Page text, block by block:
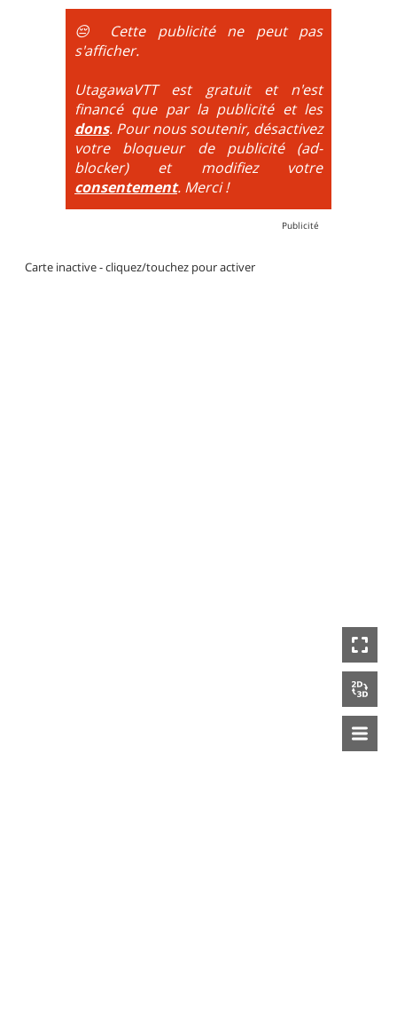
obligatoire.
DH / Gravity : Seule la descente se passe sur le vélo.
La montée est faite via navette ou remontée
mécanique. La difficulté de la descente est indiquée
par des couleurs lorsqu'il s'agit de bikeparks. Vélo
tout suspendu et protections du corps obligatoires.
😔 Cette publicité ne peut pas
s'afficher.
UtagawaVTT est gratuit et n'est
financé que par la publicité et les
dons. Pour nous soutenir, désactivez
votre bloqueur de publicité (ad-
blocker) et modifiez votre
consentement. Merci !